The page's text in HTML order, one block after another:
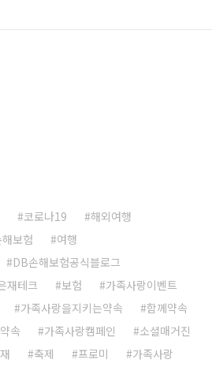
코로나19
해외여행
보험
여행
DB손해보험공식블로그
재테크 보험
가족사랑이벤트
가족사랑을지키는약속
함께약속
약속 가족사랑캠페인
소셜매거진
축제 프로미
가족사랑